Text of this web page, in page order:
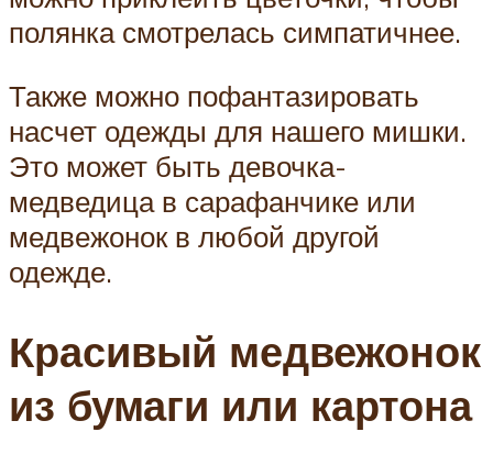
полянка смотрелась симпатичнее.
Также можно пофантазировать
насчет одежды для нашего мишки.
Это может быть девочка-
медведица в сарафанчике или
медвежонок в любой другой
одежде.
Красивый медвежонок
из бумаги или картона